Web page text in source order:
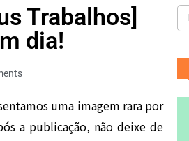
Trabalhos]
dia!
uma imagem rara por
a publicação, não deixe de